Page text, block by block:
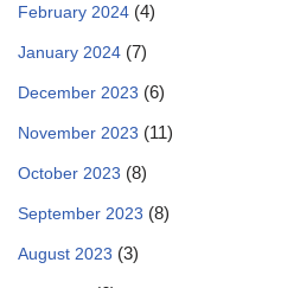
February 2024 (4)
January 2024 (7)
December 2023 (6)
November 2023 (11)
October 2023 (8)
September 2023 (8)
August 2023 (3)